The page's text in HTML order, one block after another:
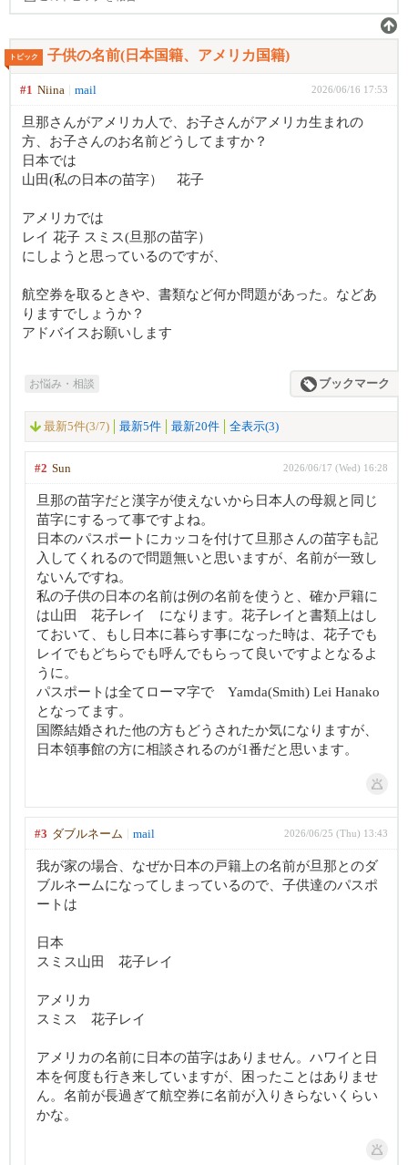
トピック 子供の名前(日本国籍、アメリカ国籍)
#1 Niina mail 2026/06/16 17:53
旦那さんがアメリカ人で、お子さんがアメリカ生まれの
方、お子さんのお名前どうしてますか？
日本では
山田(私の日本の苗字） 花子
アメリカでは
レイ 花子 スミス(旦那の苗字）
にしようと思っているのですが、
航空券を取るときや、書類など何か問題があった。などあ
りますでしょうか？
アドバイスお願いします
お悩み・相談 ブックマーク
最新5件(3/7) 最新5件 最新20件 全表示(3)
#2 Sun 2026/06/17 (Wed) 16:28
旦那の苗字だと漢字が使えないから日本人の母親と同じ
苗字にするって事ですよね。
日本のパスポートにカッコを付けて旦那さんの苗字も記
入してくれるので問題無いと思いますが、名前が一致し
ないんですね。
私の子供の日本の名前は例の名前を使うと、確か戸籍に
は山田 花子レイ になります。花子レイと書類上はし
ておいて、もし日本に暮らす事になった時は、花子でも
レイでもどちらでも呼んでもらって良いですよとなるよ
うに。
パスポートは全てローマ字で Yamda(Smith) Lei Hanako
となってます。
国際結婚された他の方もどうされたか気になりますが、
日本領事館の方に相談されるのが1番だと思います。
#3 ダブルネーム mail 2026/06/25 (Thu) 13:43
我が家の場合、なぜか日本の戸籍上の名前が旦那とのダ
ブルネームになってしまっているので、子供達のパスポ
ートは
日本
スミス山田 花子レイ
アメリカ
スミス 花子レイ
アメリカの名前に日本の苗字はありません。ハワイと日
本を何度も行き来していますが、困ったことはありませ
ん。名前が長過ぎて航空券に名前が入りきらないくらい
かな。